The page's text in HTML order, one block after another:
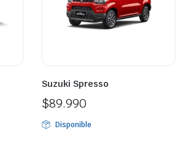
Suzuki Spresso
$89.990
Disponible